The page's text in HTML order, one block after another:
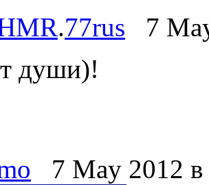
.77rus 7
души)!
7 May 2012